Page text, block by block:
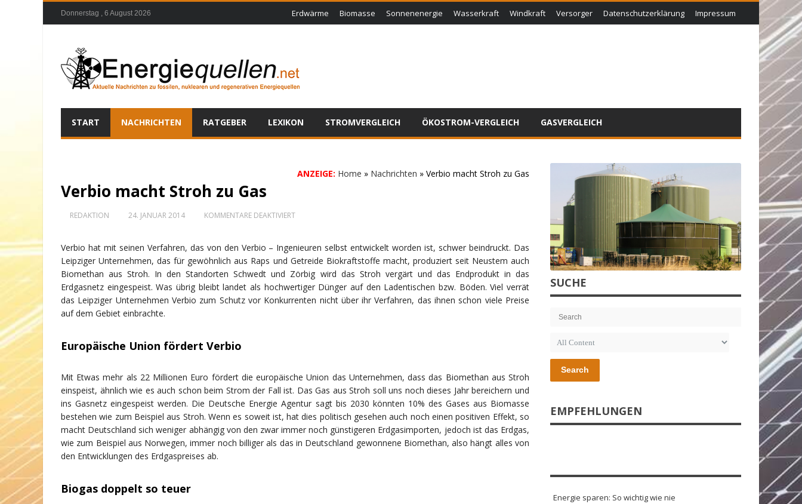
Donnerstag , 6 August 2026 Erdwärme Biomasse Sonnenenergie Wasserkraft Windkraft Versorger Datenschutzerklärung Impressum
START NACHRICHTEN RATGEBER LEXIKON STROMVERGLEICH ÖKOSTROM-VERGLEICH GASVERGLEICH
ANZEIGE: Home » Nachrichten » Verbio macht Stroh zu Gas
Verbio macht Stroh zu Gas
REDAKTION 24. JANUAR 2014 KOMMENTARE DEAKTIVIERTFÜR
ZU
GAS
Verbio hat mit seinen Verfahren, das von den Verbio – Ingenieuren selbst entwickelt worden ist, schwer beindruckt. Das
Leipziger Unternehmen, das für gewöhnlich aus Raps und Getreide Biokraftstoffe macht, produziert seit Neustem auch
Biomethan aus Stroh. In den Standorten Schwedt und Zörbig wird das Stroh vergärt und das Endprodukt in das
Erdgasnetz eingespeist. Was übrig bleibt landet als hochwertiger Dünger auf den Ladentischen bzw. Böden. Viel verrät
das Leipziger Unternehmen Verbio zum Schutz vor Konkurrenten nicht über ihr Verfahren, das ihnen schon viele Preise
auf dem Gebiet einbrachte.
Europäische Union fördert Verbio
Mit Etwas mehr als 22 Millionen Euro fördert die europäische Union das Unternehmen, dass das Biomethan aus Stroh
einspeist, ähnlich wie es auch schon beim Strom der Fall ist. Das Gas aus Stroh soll uns noch dieses Jahr bereichern und
ins Gasnetz eingespeist werden. Die Deutsche Energie Agentur sagt bis 2030 könnten 10% des Gases aus Biomasse
bestehen wie zum Beispiel aus Stroh. Wenn es soweit ist, hat dies politisch gesehen auch noch einen positiven Effekt, so
macht Deutschland sich weniger abhängig von den zwar immer noch günstigeren Erdgasimporten, jedoch ist das Erdgas,
wie zum Beispiel aus Norwegen, immer noch billiger als das in Deutschland gewonnene Biomethan, also hängt alles von
den Entwicklungen des Erdgaspreises ab.
Biogas doppelt so teuer
SUCHE
Search
EMPFEHLUNGEN
Energie sparen: So wichtig wie nie